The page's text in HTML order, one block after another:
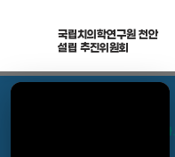
국립치의학연구원 천안
설립 추진위원회
대한민국은 두번이나 약속하였습니다.